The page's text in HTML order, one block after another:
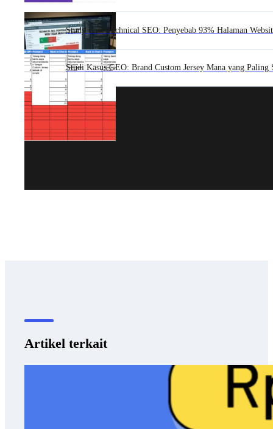
Study Case Technical SEO: Penyebab 93% Halaman
Studi Kasus GEO: Brand Custom Jersey Mana yang
Artikel terkait